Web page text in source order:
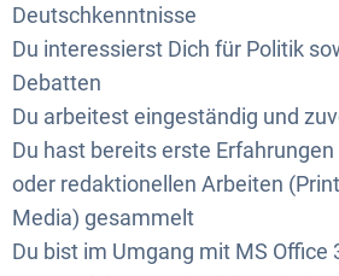
Deutschkenntnisse
Du interessierst Dich für Politik
Debatten
Du arbeitest eingeständig und
Du hast bereits erste
oder redaktionellen Arbeiten
Media) gesammelt
Du bist im Umgang mit MS Office